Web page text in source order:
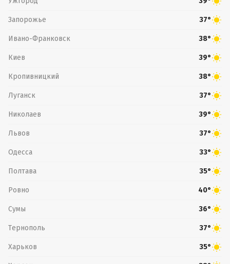
Запорожье 37°
Ивано-Франковск 38°
Киев 39°
Кропивницкий 38°
Луганск 37°
Николаев 39°
Львов 37°
Одесса 33°
Полтава 35°
Ровно 40°
Сумы 36°
Тернополь 37°
Харьков 35°